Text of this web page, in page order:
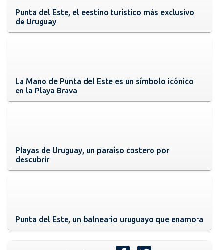
Punta del Este, el eestino turístico más exclusivo
de Uruguay
La Mano de Punta del Este es un símbolo icónico
en la Playa Brava
Playas de Uruguay, un paraíso costero por
descubrir
Punta del Este, un balneario uruguayo que enamora